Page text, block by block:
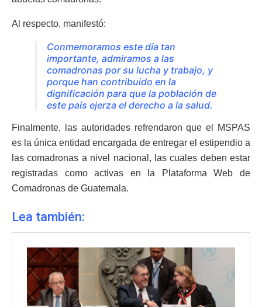
Al respecto, manifestó:
Conmemoramos este día tan
importante, admiramos a las
comadronas por su lucha y trabajo, y
porque han contribuido en la
dignificación para que la población de
este país ejerza el derecho a la salud.
Finalmente, las autoridades refrendaron que el MSPAS
es la única entidad encargada de entregar el estipendio a
las comadronas a nivel nacional, las cuales deben estar
registradas como activas en la Plataforma Web de
Comadronas de Guatemala.
Lea también: